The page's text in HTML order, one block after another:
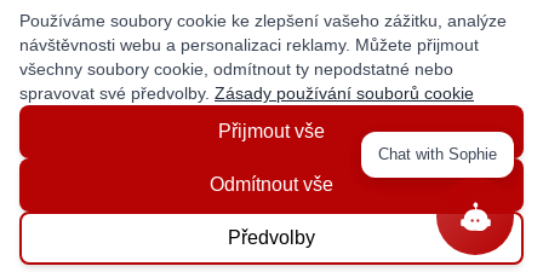
KEEP IN TOUCH!
Email Address
CANADA
LATIN AMERICA USA
© Copyright EuropaSatellite.com. All Rights Reserved.
Používáme soubory cookie ke zlepšení vašeho zážitku, analýze
návštěvnosti webu a personalizaci reklamy. Můžete přijmout
všechny soubory cookie, odmítnout ty nepodstatné nebo
spravovat své předvolby. Zásady používání souborů cookie
Přijmout vše
Odmítnout vše
Předvolby
Chat with Sophie